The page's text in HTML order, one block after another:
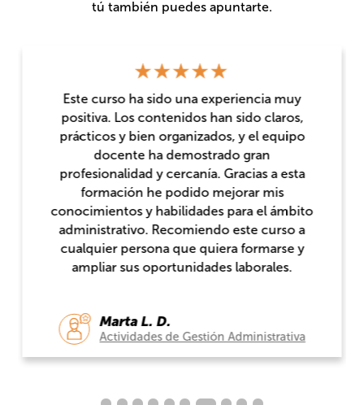
tú también puedes apuntarte.
Este curso ha sido una experiencia muy
positiva. Los contenidos han sido claros,
prácticos y bien organizados, y el equipo
docente ha demostrado gran
profesionalidad y cercanía. Gracias a esta
formación he podido mejorar mis
conocimientos y habilidades para el ámbito
administrativo. Recomiendo este curso a
cualquier persona que quiera formarse y
ampliar sus oportunidades laborales.
Marta L. D.
Actividades de Gestión Administrativa